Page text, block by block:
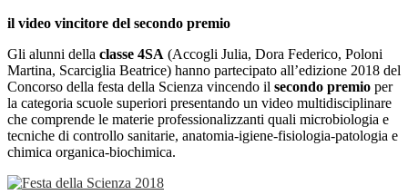
il video vincitore del secondo premio
Gli alunni della classe 4SA (Accogli Julia, Dora Federico, Poloni
Martina, Scarciglia Beatrice) hanno partecipato all’edizione 2018 del
Concorso della festa della Scienza vincendo il secondo premio per
la categoria scuole superiori presentando un video multidisciplinare
che comprende le materie professionalizzanti quali microbiologia e
tecniche di controllo sanitarie, anatomia-igiene-fisiologia-patologia e
chimica organica-biochimica.